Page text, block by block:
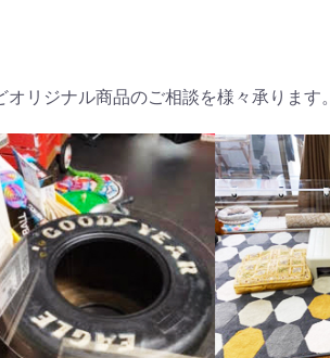
リジナル商品のご相談を様々承ります。